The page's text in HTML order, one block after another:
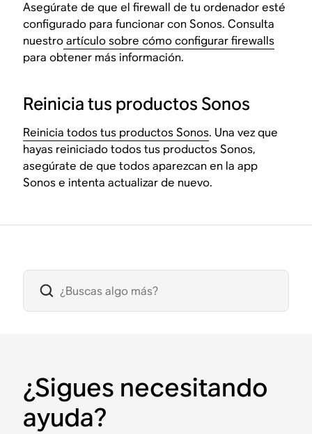
Asegúrate de que el firewall de tu ordenador esté
configurado para funcionar con Sonos. Consulta
nuestroartículo sobre cómo configurar firewalls
para obtener más información.
Reinicia tus productos Sonos
Reinicia todos tus productos Sonos. Una vez que
hayas reiniciado todos tus productos Sonos,
asegúrate de que todos aparezcan en la app
Sonos e intenta actualizar de nuevo.
¿Sigues necesitando
ayuda?